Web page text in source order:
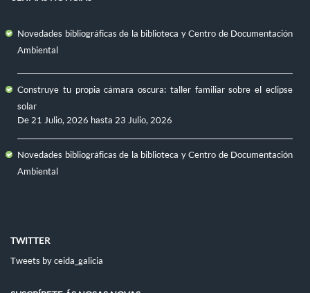
Novedades bibliográficas de la biblioteca y Centro de Documentación
Ambiental
Construye tu propia cámara oscura: taller familiar sobre el eclipse
solar
De 21 Julio, 2026 hasta 23 Julio, 2026
Novedades bibliográficas de la biblioteca y Centro de Documentación
Ambiental
TWITTER
Tweets by ceida_galicia